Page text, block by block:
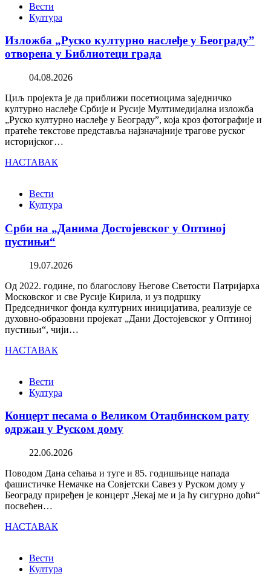
Вести
Култура
Изложба „Руско културно наслеђе у Београду”
отворена у Библиотеци града
04.08.2026
Циљ пројекта је да приближи посетиоцима заједничко
културно наслеђе Србије и Русије Мултимедијална изложба
„Руско културно наслеђе у Београду”, која кроз фотографије и
пратеће текстове представља најзначајније трагове руског
историјског…
НАСТАВАК
Вести
Култура
Срби на „Данима Достојевског у Оптиној
пустињи“
19.07.2026
Од 2022. године, по благослову Његове Светости Патријарха
Московског и све Русије Кирила, и уз подршку
Председничког фонда културних иницијатива, реализује се
духовно-образовни пројекат „Дани Достојевског у Оптиној
пустињи“, чији…
НАСТАВАК
Вести
Култура
Концерт песама о Великом Отаџбинском рату
одржан у Руском дому
22.06.2026
Поводом Дана сећања и туге и 85. годишњице напада
фашистичке Немачке на Совјетски Савез у Руском дому у
Београду приређен је концерт „Чекај ме и ја ћу сигурно доћи“
посвећен…
НАСТАВАК
Вести
Култура